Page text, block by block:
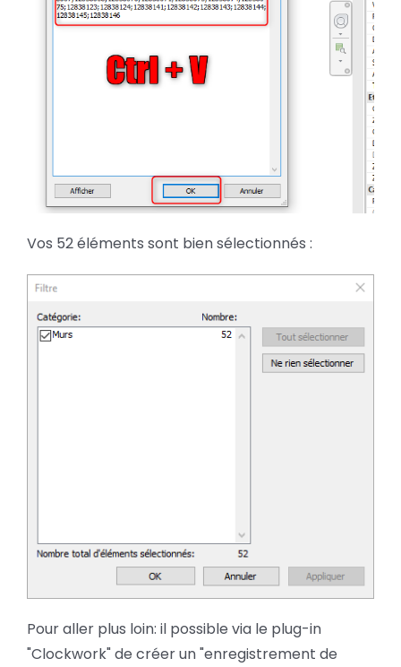
Vos 52 éléments sont bien sélectionnés :
Pour aller plus loin: il possible via le plug-in
"Clockwork" de créer un "enregistrement de